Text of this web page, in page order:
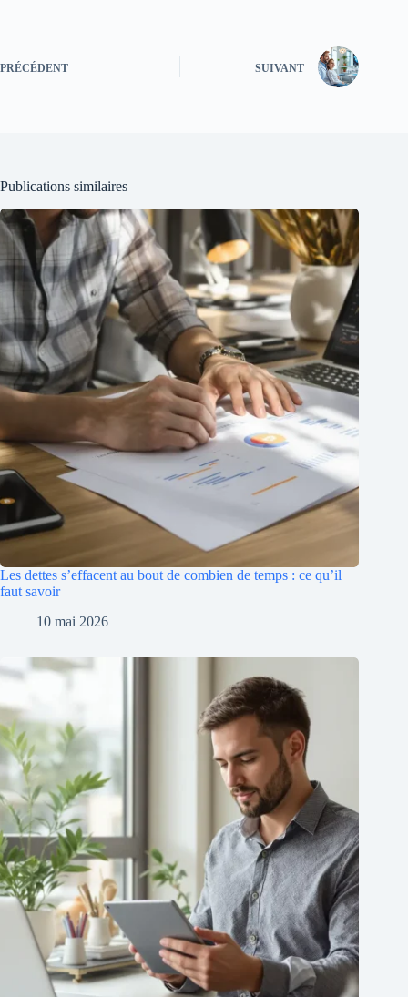
PRÉCÉDENT SUIVANT
Publications similaires
Les dettes s’effacent au bout de combien de temps : ce qu’il
faut savoir
10 mai 2026